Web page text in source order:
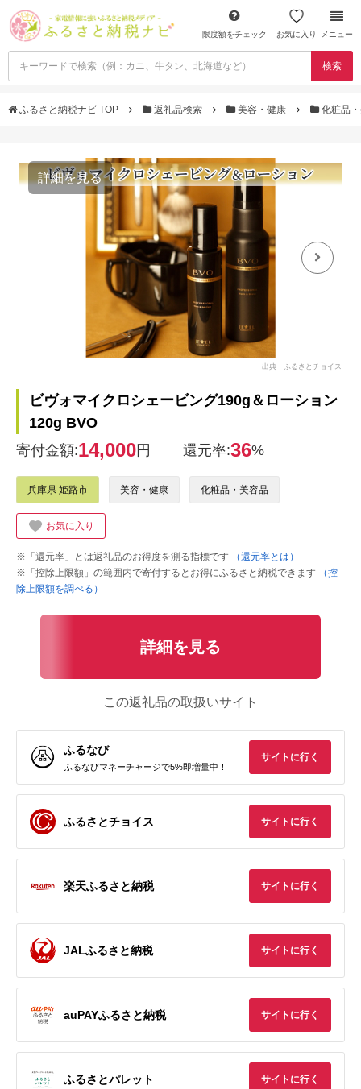
限度額をチェック お気に入り メニュー
検索
ふるさと納税ナビ TOP 返礼品検索 美容・健康 化粧品
詳細を見る
出典：ふるさとチョイス
ビヴォマイクロシェービング190g＆ローション
120g BVO
寄付金額:14,000円 還元率:36%
兵庫県 姫路市 美容・健康 化粧品・美容品
お気に入り
※「還元率」とは返礼品のお得度を測る指標です
（還元率とは）
※「控除上限額」の範囲内で寄付するとお得にふるさと納税できます
（控
除上限額を調べる）
詳細を見る
この返礼品の取扱いサイト
ふるなび
ふるなびマネーチャージで5%即増量中！
サイトに行く
ふるさとチョイス サイトに行く
楽天ふるさと納税 サイトに行く
JALふるさと納税 サイトに行く
auPAYふるさと納税 サイトに行く
ふるさとパレット サイトに行く